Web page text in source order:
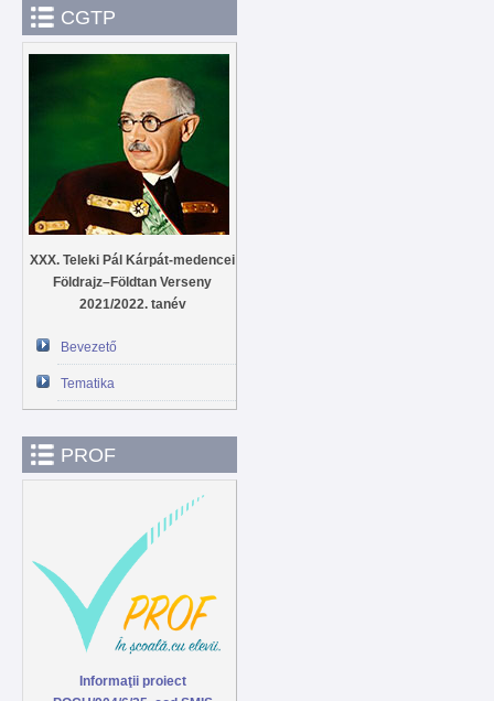
CGTP
XXX. Teleki Pál Kárpát-medencei
Földrajz–Földtan Verseny
2021/2022. tanév
Bevezető
Tematika
PROF
Informaţii proiect